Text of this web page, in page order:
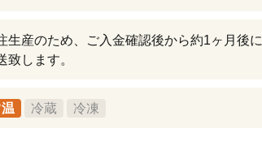
生産のため、ご入金確認後から約1ヶ月後に
致します。
冷蔵 冷凍